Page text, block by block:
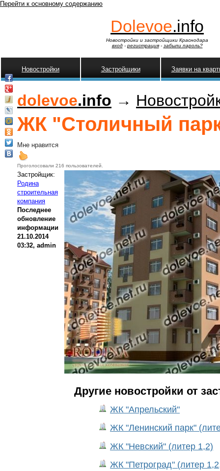
Перейти к основному содержанию
Dolevoe.info
Новостройки и застройщики Краснодара
вход- регистрация- забыли пароль?
Новостройки Застройщики Заявки на
dolevoe.info →
ЖК "Столичный
Мне нравится
Проголосовали 216 пользователей.
Застройщик:
Родина
строительная
компания
Последнее
обновление
информации
21.10.2014
03:32, admin
Другие новостройки от
ЖК "Апрельский"
ЖК "Ленинский парк"
ЖК "Невский" (литер 1,2)
ЖК "Петроград" (литер